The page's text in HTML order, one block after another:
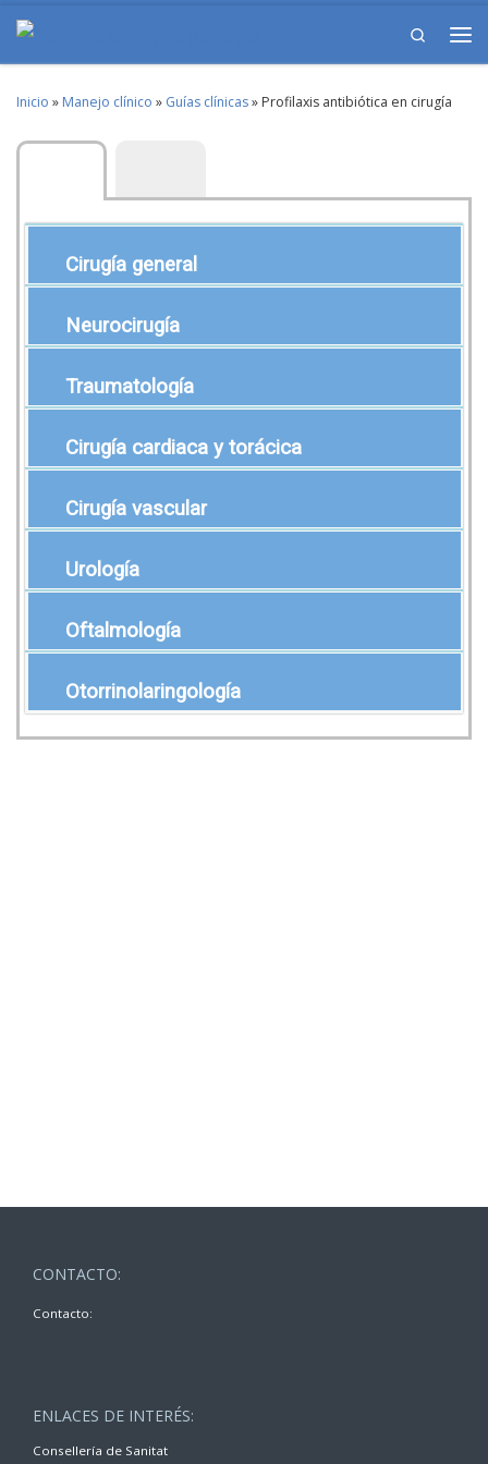
Skip to content
Search
Inicio » Manejo clínico » Guías clínicas» Profilaxis antibiótica en cirugía
Cirugía general
Neurocirugía
Traumatología
Cirugía cardiaca y torácica
Cirugía vascular
Urología
Oftalmología
Otorrinolaringología
CONTACTO:
Contacto:
ENLACES DE INTERÉS:
Consellería de Sanitat